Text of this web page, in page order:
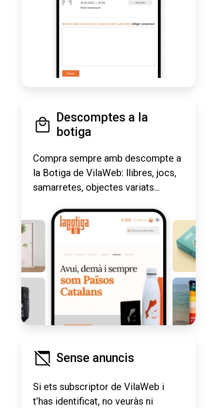
Descomptes a la
botiga
Compra sempre amb descompte a
la Botiga de VilaWeb: llibres, jocs,
samarretes, objectes variats...
Sense anuncis
Si ets subscriptor de VilaWeb i
t’has identificat, no veuràs ni